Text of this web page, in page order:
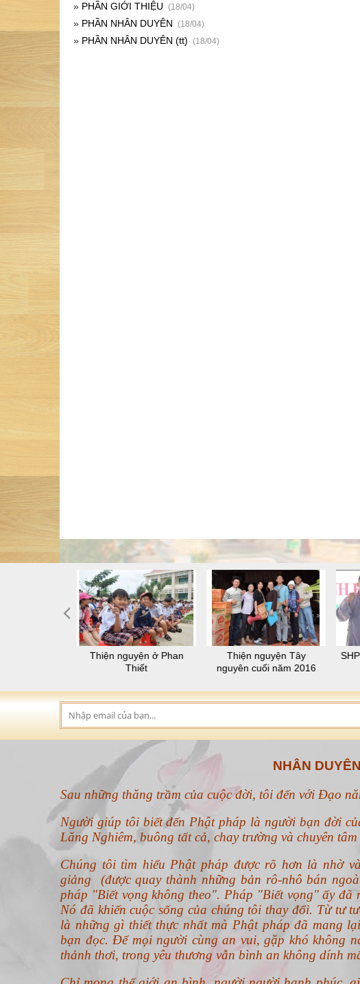
» PHẦN GIỚI THIỆU (18/04)
» PHẦN NHÂN DUYÊN (18/04)
» PHẦN NHÂN DUYÊN (tt) (18/04)
Thiện nguyện ở Phan
Thiết
Thiện nguyện Tây
nguyên cuối năm 2016
NHÂN
Sau những thăng trầm của cuộc đời, tôi đến với Đạo
Người giúp tôi biết đến Phật pháp là người bạn đời
Lăng Nghiêm, buông tất cả, chay trường và chuyên
Chúng tôi tìm hiểu Phật pháp được rõ hơn là nhờ
giảng (được quay thành những bản rô-nhô bán
pháp "Biết vọng không theo". Pháp "Biết vọng" ấy đã
Nó đã khiến cuộc sống của chúng tôi thay đổi. Từ tư
là những gì thiết thực nhất mà Phật pháp đã mang
bạn đọc. Để mọi người cùng an vui, gặp khó không
thảnh thơi, trong yêu thương vẫn bình an không dính